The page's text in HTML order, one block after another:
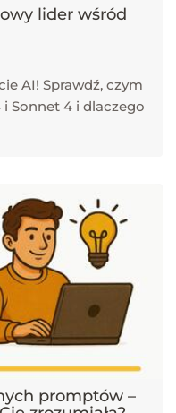
lider wśród
AI! Sprawdź, czym
Sonnet 4 i dlaczego
promptów –